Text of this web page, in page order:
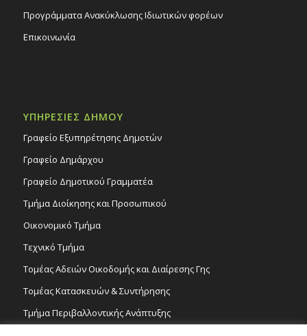
Προγράμματα Ανακύκλωσης Ιδιωτικών φορέων
Επικοινωνία
ΥΠΗΡΕΣΙΕΣ ΔΗΜΟΥ
Γραφείο Εξυπηρέτησης Δημοτών
Γραφείο Δημάρχου
Γραφείο Δημοτικού Γραμματέα
Τμήμα Διοίκησης και Προσωπικού
Οικονομικό Τμήμα
Τεχνικό Τμήμα
Τομέας Αδειών Οικοδομής και Διαίρεσης Γης
Τομέας Κατασκευών & Συντήρησης
Τμήμα Περιβαλλοντικής Ανάπτυξης